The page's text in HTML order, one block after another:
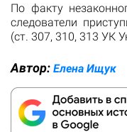
По факту
следователи
(ст. 307, 310, 313 УК
Автор: Елена Ищук